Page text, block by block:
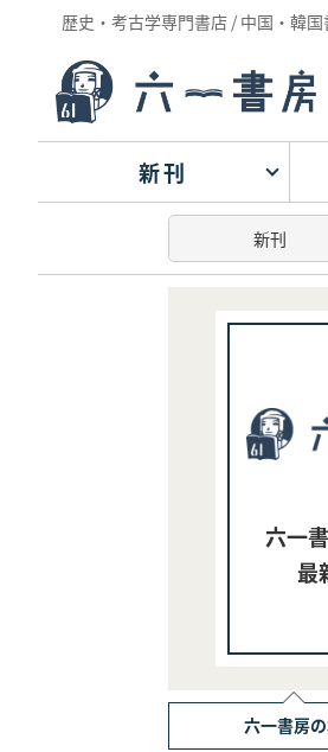
歴史・考古学専門書店 / 中国・韓
新刊
六一
最
六一書房